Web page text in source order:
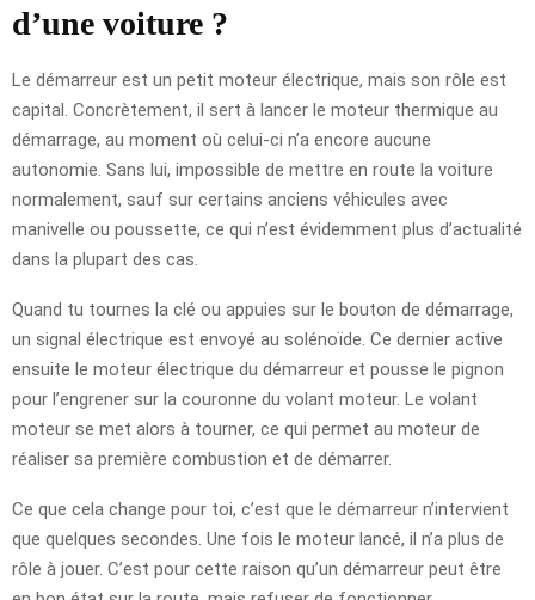
d’une voiture ?
Le démarreur est un petit moteur électrique, mais son rôle est
capital. Concrètement, il sert à lancer le moteur thermique au
démarrage, au moment où celui-ci n’a encore aucune
autonomie. Sans lui, impossible de mettre en route la voiture
normalement, sauf sur certains anciens véhicules avec
manivelle ou poussette, ce qui n’est évidemment plus d’actualité
dans la plupart des cas.
Quand tu tournes la clé ou appuies sur le bouton de démarrage,
un signal électrique est envoyé au solénoïde. Ce dernier active
ensuite le moteur électrique du démarreur et pousse le pignon
pour l’engrener sur la couronne du volant moteur. Le volant
moteur se met alors à tourner, ce qui permet au moteur de
réaliser sa première combustion et de démarrer.
Ce que cela change pour toi, c’est que le démarreur n’intervient
que quelques secondes. Une fois le moteur lancé, il n’a plus de
rôle à jouer. C’est pour cette raison qu’un démarreur peut être